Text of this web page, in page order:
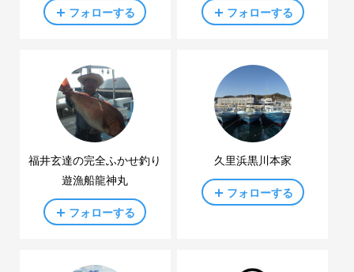
フォローする フォローする
福井玄達の完全ふかせ釣り
遊漁船龍神丸
フォローする
久里浜黒川本家
フォローする